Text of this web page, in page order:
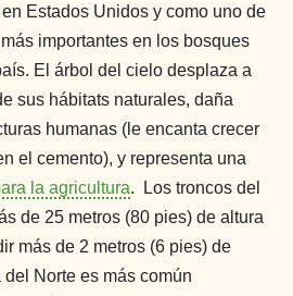
en Estados Unidos y como uno de
importantes en los bosques
El árbol del cielo desplaza a
sus hábitats naturales, daña
humanas (le encanta crecer
el cemento), y representa una
la agricultura.
Los troncos del
de 25 metros (80 pies) de altura
más de 2 metros (6 pies) de
Norte es más común